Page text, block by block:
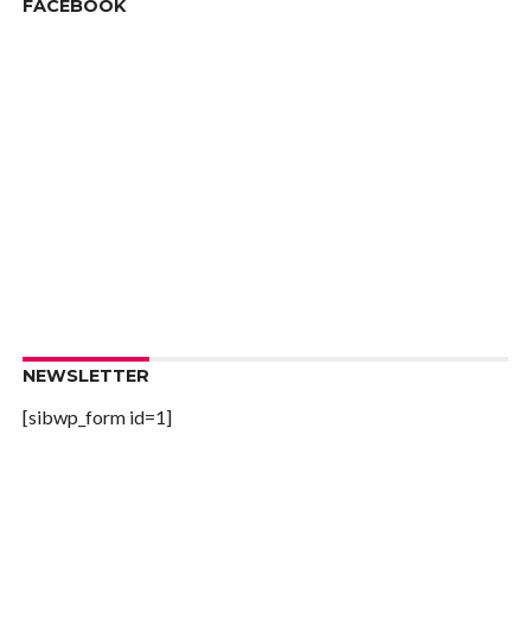
FACEBOOK
NEWSLETTER
[sibwp_form id=1]